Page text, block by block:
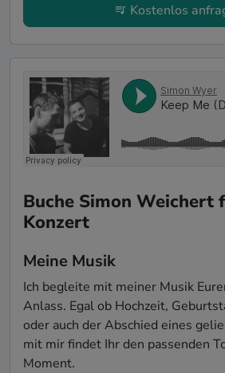
Kostenlos
Buche Simon Weichert
Konzert
Meine Musik
Ich begleite mit meiner Musik
Anlass. Egal ob Hochzeit,
oder auch der Abschied eines
mit mir findet Ihr den passenden
Moment.